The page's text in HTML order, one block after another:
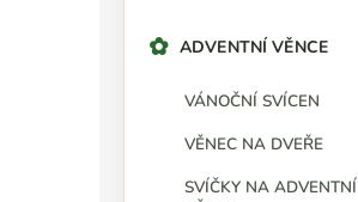
ADVENTNÍ VĚNCE
VÁNOČNÍ SVÍCEN
VĚNEC NA DVEŘE
SVÍČKY NA ADVENTNÍ